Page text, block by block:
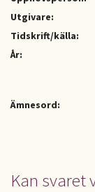
Utgivare:
Tidskrift/källa:
År:
Ämnesord:
Kan svaret